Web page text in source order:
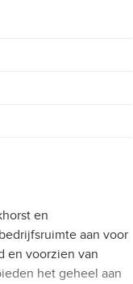
en
aan voor
en voorzien van
het geheel aan